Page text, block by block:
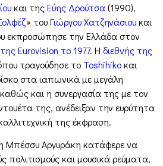
και τηςΕύης Δρούτσα(1990),
» τουΓιώργου Χατζηνάσιουκαι
εκπροσώπησε την Ελλάδα στον
Eurovision το 1977. Η διεθνής της
τραγούδησε το Toshihikoκαι
στα ιαπωνικά με μεγάλη
και η συνεργασία της με τον
της, ανέδειξαν την ευρύτητα
της έκφραση.
Μπέσσυ Αργυράκη κατάφερε να
πολιτισμούς και μουσικά ρεύματα,